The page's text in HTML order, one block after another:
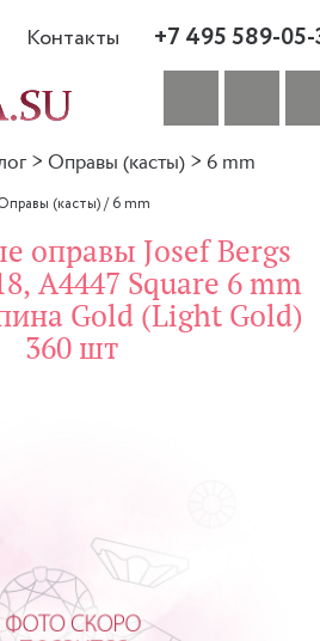
Контакты +7 495 589-
> Оправы (касты) > 6 mm
(касты)/6 mm
оправы Josef Bergs
A4447 Square 6 mm
Gold (Light Gold)
360 шт